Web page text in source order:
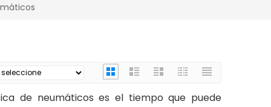
de neumáticos es el tiempo que puede